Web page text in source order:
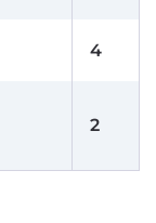
4
2